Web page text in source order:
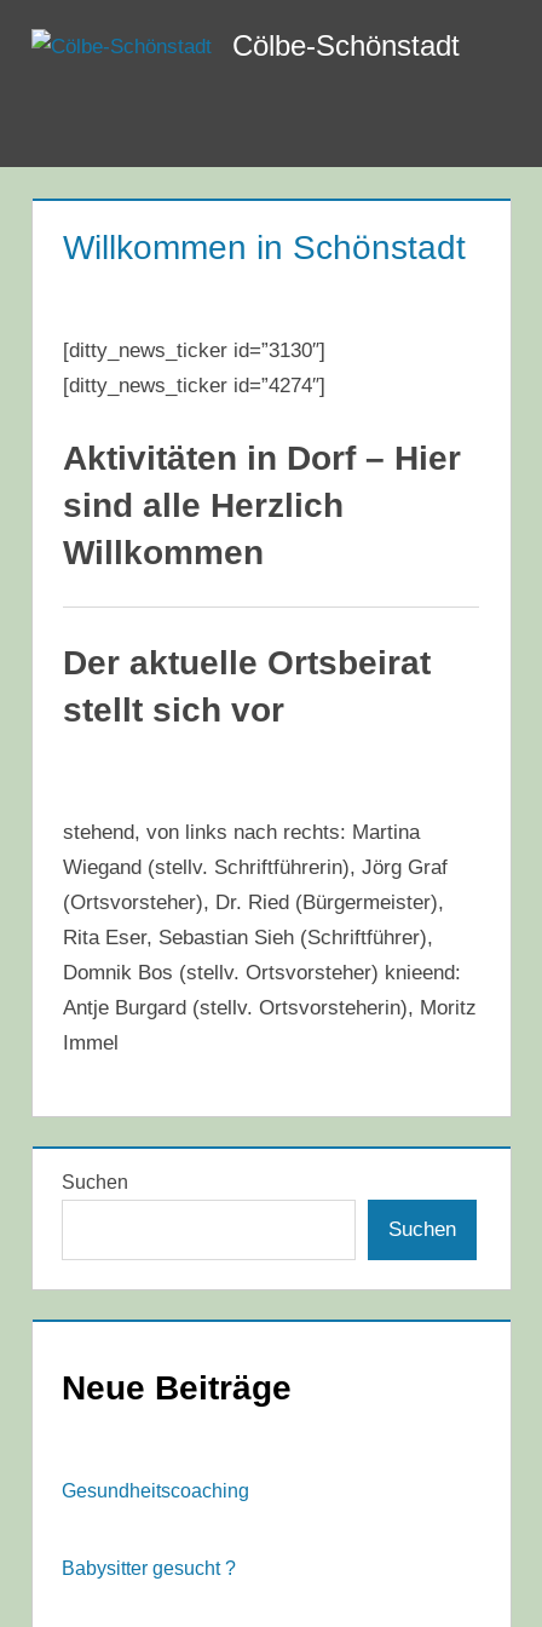
Inhalt
Cölbe-Schönstadt
Willkommen in Schönstadt
[ditty_news_ticker id=”3130″]
[ditty_news_ticker id=”4274″]
Aktivitäten in Dorf – Hier
sind alle Herzlich
Willkommen
Der aktuelle Ortsbeirat
stellt sich vor
stehend, von links nach rechts: Martina
Wiegand (stellv. Schriftführerin), Jörg Graf
(Ortsvorsteher), Dr. Ried (Bürgermeister),
Rita Eser, Sebastian Sieh (Schriftführer),
Domnik Bos (stellv. Ortsvorsteher) knieend:
Antje Burgard (stellv. Ortsvorsteherin), Moritz
Immel
Suchen
Suchen
Neue Beiträge
Gesundheitscoaching
Babysitter gesucht ?